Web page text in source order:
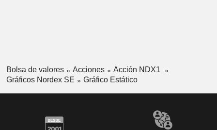
Bolsa de valores Acciones
Acción NDX1
Gráficos Nordex SE
Gráfico Estático